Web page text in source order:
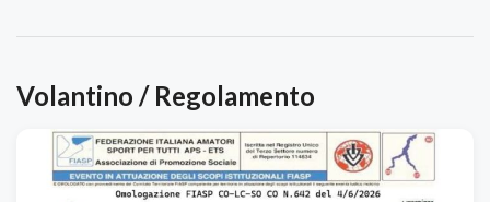
Volantino / Regolamento